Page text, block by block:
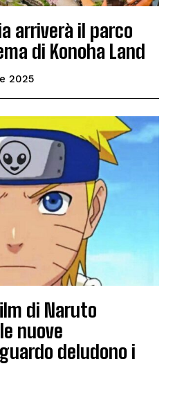
arriverà il parco
di Konoha Land
2025
di Naruto
nuove
deludono i